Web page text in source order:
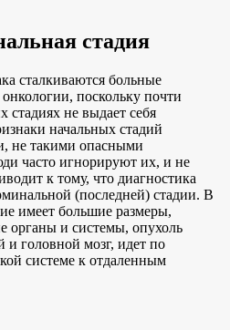
стадия
сталкиваются больные
поскольку почти
стадиях не выдает себя
начальных стадий
не такими опасными
часто игнорируют их, и не
к тому, что диагностика
(последней) стадии. В
имеет большие размеры,
органы и системы, опухоль
и головной мозг, идет по
системе к отдаленным